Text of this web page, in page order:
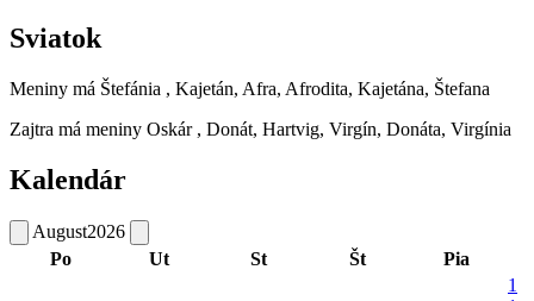
Sviatok
Meniny má Štefánia , Kajetán, Afra, Afrodita, Kajetána, Štefana
Zajtra má meniny Oskár , Donát, Hartvig, Virgín, Donáta, Virgínia
Kalendár
August2026
Po
Ut St Št Pia
1